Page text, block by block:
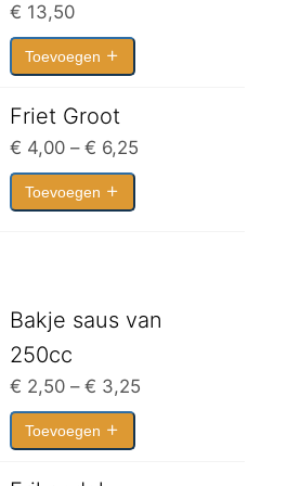
€ 13,50
Toevoegen
Friet Groot
€ 4,00 – € 6,25Prijsklasse:
Toevoegen
Bakje saus van
250cc
€ 2,50 – € 3,25Prijsklasse:
Toevoegen